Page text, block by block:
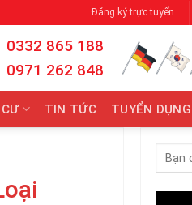
Đăng ký trực tuyến
0332 865 188
0971 262 848
TIN TỨC TUYỂN DỤNG